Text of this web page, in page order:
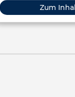
Zum